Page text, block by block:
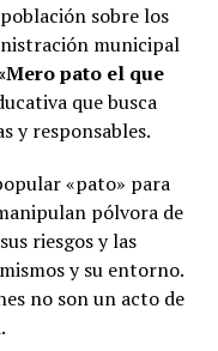
sobre los
municipal
pato el que
que busca
y responsables.
«pato» para
pólvora de
riesgos y las
y su entorno.
no son un acto de